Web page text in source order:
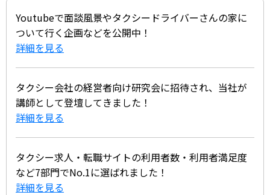
Youtubeで面談風景やタクシードライバーさんの家に
ついて行く企画などを公開中！
詳細を見る
タクシー会社の経営者向け研究会に招待され、当社が
講師として登壇してきました！
詳細を見る
タクシー求人・転職サイトの利用者数・利用者満足度
など7部門でNo.1に選ばれました！
詳細を見る